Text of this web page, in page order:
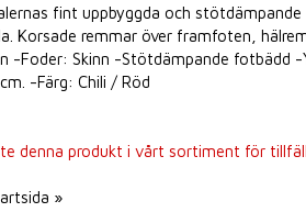
fint uppbyggda och
Korsade remmar över framfoten,
-Foder: Skinn -Stötdämpande fotbädd
-Färg: Chili / Röd
denna produkt i vårt sortiment för
»